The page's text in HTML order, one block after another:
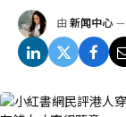
由 新闻中心